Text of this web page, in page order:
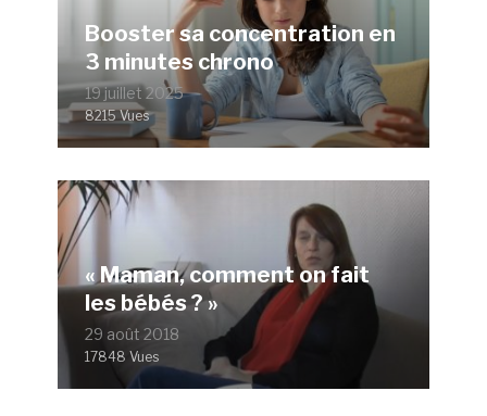
Booster sa concentration en
3 minutes chrono
19 juillet 2025
8215 Vues
« Maman, comment on fait
les bébés ? »
29 août 2018
17848 Vues